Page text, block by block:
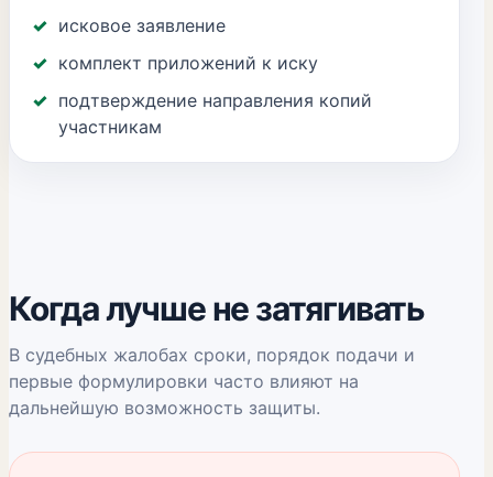
исковое заявление
комплект приложений к иску
подтверждение направления копий
участникам
Когда лучше не затягивать
В судебных жалобах сроки, порядок подачи и
первые формулировки часто влияют на
дальнейшую возможность защиты.